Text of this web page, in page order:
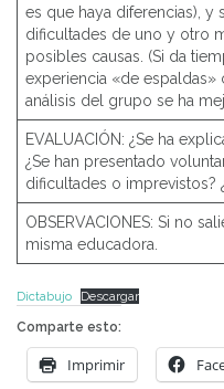
es que haya diferencias), y
dificultades de uno y otro
posibles causas. (Si da
experiencia «de espaldas»
análisis del grupo se ha
EVALUACIÓN: ¿Se ha
¿Se han presentado
dificultades o imprevistos?
OBSERVACIONES: Si no
misma educadora.
Dictabujo
Descargar
Comparte esto:
Imprimir